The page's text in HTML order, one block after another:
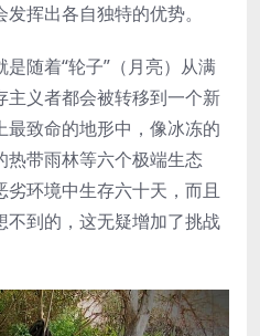
挥出各自独特的优势。
随着“轮子”（月亮）从满
主义者都会被转移到一个新
致命的地形中，像冰冻的
热带雨林等六个极端生态
环境中生存六十天，而且
到的，这无疑增加了挑战